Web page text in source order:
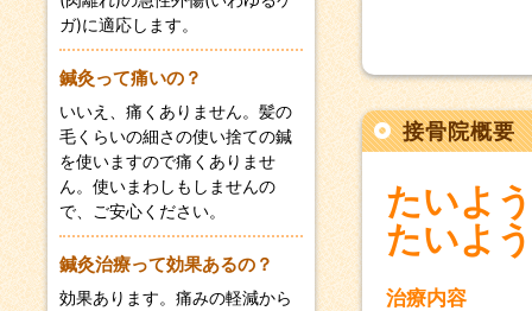
ガ)に適応します。
鍼灸って痛いの？
いいえ、痛くありません。髪の
毛くらいの細さの使い捨ての鍼
を使いますので痛くありませ
ん。使いまわしもしませんの
で、ご安心ください。
鍼灸治療って効果あるの？
効果あります。痛みの軽減から
e
b
o
o
k
er
接骨院概要
たいよ
たいよ
治療内容